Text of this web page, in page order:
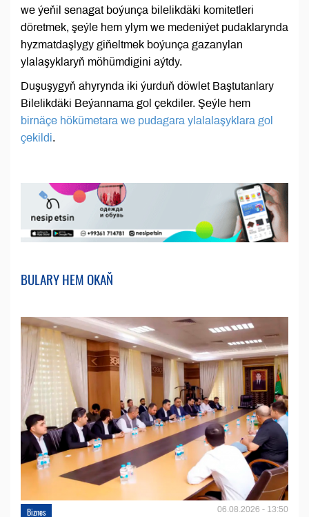
we ýeňil senagat boýunça bilelikdäki komitetleri
döretmek, şeýle hem ylym we medeniýet pudaklarynda
hyzmatdaşlygy giňeltmek boýunça gazanylan
ylalaşyklaryň möhümdigini aýtdy.
Duşuşygyň ahyrynda iki ýurduň döwlet Baştutanlary
Bilelikdäki Beýannama gol çekdiler. Şeýle hem
birnäçe hökümetara we pudagara ylalalaşyklara gol
çekildi.
BULARY HEM OKAŇ
Biznes 06.08.2026 - 13:50